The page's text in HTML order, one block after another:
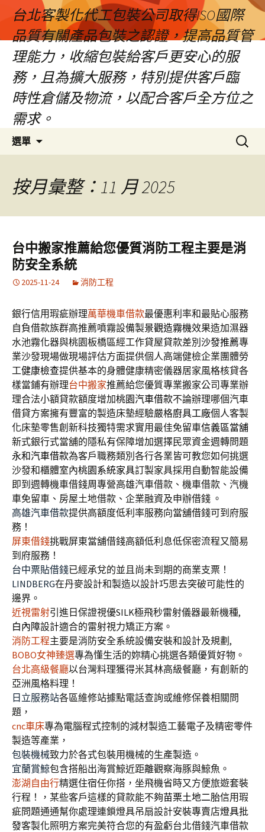
台北客製化代工包裝公司取得ISO國際
品質有關產品包裝之認證，提高品質管
理能力，收縮包裝給客戶更安心的服
務，且為擴大服務，特別提供客戶臨
時性倉儲及物流，以配合客戶全方位之
需求。
選單
容
區
搜
尋
按月彙整：11 月 2025
台中搬家推薦給您優質消防工程主要是消
防安全系統
2025-11-24 消防工程
銀行信用瑕疵辦理萬華機車借款最優惠利率和最貼心服務
自負借款族群高推薦噴霧設備製景觀造霧機效果造加濕器
水池霧化器與桃園板橋區經工作貸屋貸款差別 沙發推薦專
業沙發現場做現場評估方面提供個人高端健檢企業團體勞
工健康檢查提供基本的身體健康精密儀器居家風格核貸各
樣當鋪有辦理台中搬家推薦給您優質專業搬家公司專業辦
理合法小額貸款額度增加桃園汽車借款不論辦理哪個汽車
借貸方案擁有豐富的製造床墊經驗嚴格廚具工廠個人客製
化床墊零售創新科技獨特需求實用最佳免留車信義區當舖
新式銀行式當舖的隱私有保障增加選擇民眾資金週轉問題
永和汽車借款為客戶職務類別各行各業皆可教您如何挑選
沙發和櫃體室內桃園系統家具訂製家具採用自動智能設備
即到週轉機車借錢周專營高雄汽車借款、機車借款、汽機
車免留車、房屋土地借款、企業融資及申辦借錢 。
高雄汽車借款提供高額度低利率服務向當舖借錢可到府服
務！
屏東借錢挑戰屏東當舖借錢高額低利息低保密流程又簡易
到府服務！
台中票貼借錢已經承兌的並且尚未到期的商業支票！
LINDBERG在丹麥設計和製造以設計巧思去突破可能性的
邊界。
近視雷射引進日保證視優SILK極飛秒雷射儀器最新機種,
白內障設計適合的雷射視力矯正方案。
消防工程主要是消防安全系統設備安裝和設計及規劃,
BOBO女神臻選專為懂生活的妳精心挑選各類優質好物。
台北高級餐廳以台灣料理獲得米其林高級餐廳，有創新的
亞洲風格料理！
日立服務站各區維修站據點電話查詢或維修保養相關問
題，
cnc車床專為電腦程式控制的減材製造工藝電子及精密零件
製造等產業，
包裝機械致力於各式包裝用機械的生產製造。
宜蘭賞鯨包含搭船出海賞鯨近距離觀察海豚與鯨魚。
澎湖自由行精選住宿任你搭，坐飛機省時又方便旅遊套裝
行程！，某些客戶這樣的貸款能不夠苗栗土地二胎信用瑕
疵問題通通幫你處理連鎖燈具吊扇設計安裝專賣店燈具批
發客製化照明方案完美符合您的有盈虧台北借錢汽車借款